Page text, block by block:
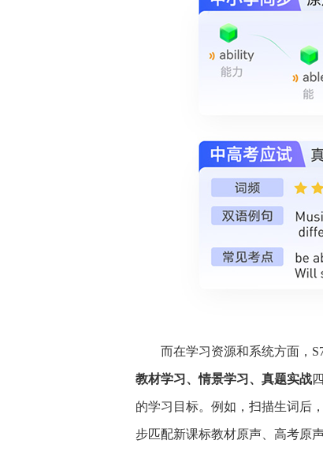
而在学习资源和系统方面，
教材学习、情景学习、真题实战
的学习目标。例如，扫描生词后
步匹配新课标教材原声、高考原